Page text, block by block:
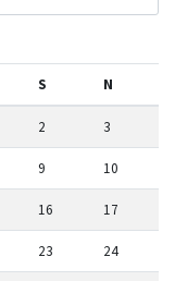
S N
2 3
9 10
16 17
23 24